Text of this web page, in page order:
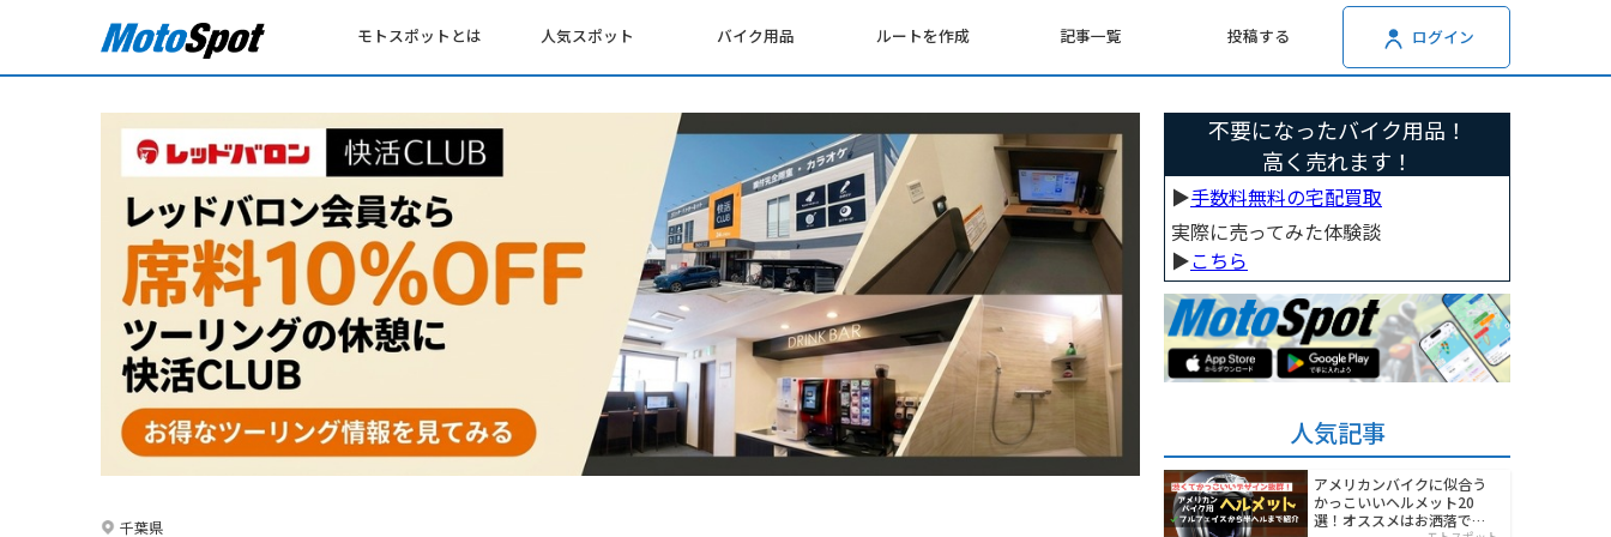
モトスポットとは 人気スポット バイク用品 ルートを作成 記事一覧 投稿する ログイン
千葉県
不要になったバイク用品！
高く売れます！
▶︎手数料無料の宅配買取
実際に売ってみた体験談
▶︎こちら
人気記事
アメリカンバイクに似合う
かっこいいヘルメット20
選！オススメはお洒落でワ